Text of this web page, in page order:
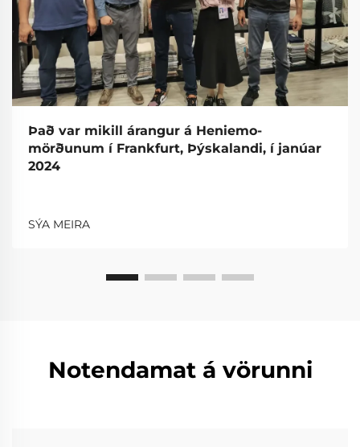
Það var mikill árangur á Heniemo-
mörðunum í Frankfurt, Þýskalandi, í janúar
2024
SÝA MEIRA
Notendamat á vörunni